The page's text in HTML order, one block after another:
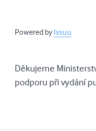
Powered by Issuu
Děkujeme
podporu při vydání